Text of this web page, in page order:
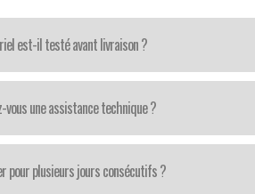
est-il testé avant livraison ?
vous une assistance technique ?
pour plusieurs jours consécutifs ?